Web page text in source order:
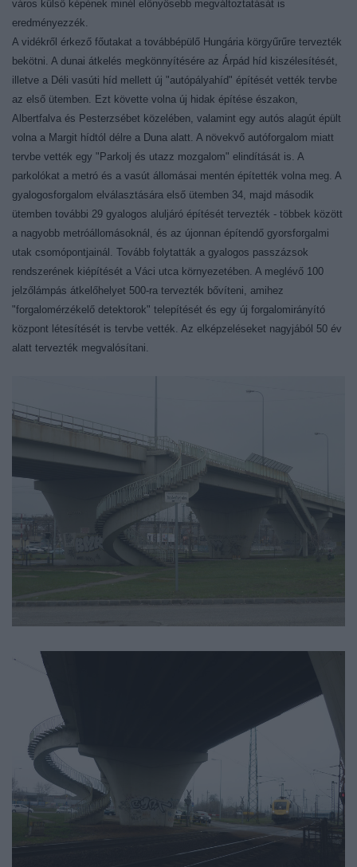
város külső képének minél előnyösebb megváltoztatását is
eredményezzék.
A vidékről érkező főutakat a továbbépülő Hungária körgyűrűre tervezték
bekötni. A dunai átkelés megkönnyítésére az Árpád híd kiszélesítését,
illetve a Déli vasúti híd mellett új "autópályahíd" építését vették tervbe
az első ütemben. Ezt követte volna új hidak építése északon,
Albertfalva és Pesterzsébet közelében, valamint egy autós alagút épült
volna a Margit hídtól délre a Duna alatt. A növekvő autóforgalom miatt
tervbe vették egy "Parkolj és utazz mozgalom" elindítását is. A
parkolókat a metró és a vasút állomásai mentén építették volna meg. A
gyalogosforgalom elválasztására első ütemben 34, majd második
ütemben további 29 gyalogos aluljáró építését tervezték - többek között
a nagyobb metróállomásoknál, és az újonnan építendő gyorsforgalmi
utak csomópontjainál. Tovább folytatták a gyalogos passzázsok
rendszerének kiépítését a Váci utca környezetében. A meglévő 100
jelzőlámpás átkelőhelyet 500-ra tervezték bővíteni, amihez
"forgalomérzékelő detektorok" telepítését és egy új forgalomirányító
központ létesítését is tervbe vették. Az elképzeléseket nagyjából 50 év
alatt tervezték megvalósítani.